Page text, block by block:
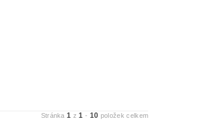
Stránka1 z1 - 10 položek celkem